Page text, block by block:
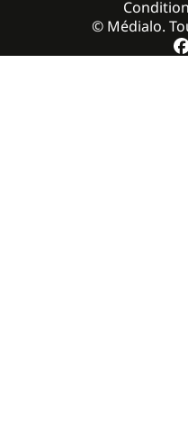
© Médialo.